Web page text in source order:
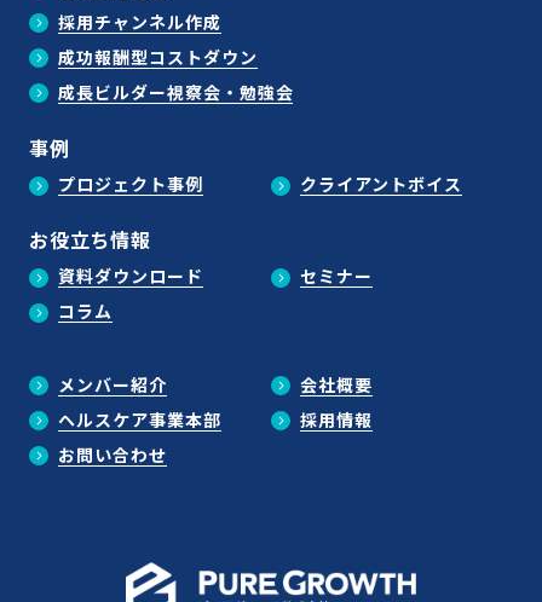
採用チャンネル作成
成功報酬型コストダウン
成長ビルダー視察会・勉強会
事例
プロジェクト事例 クライアントボイス
お役立ち情報
資料ダウンロード
セミナー
コラム
メンバー紹介
会社概要
ヘルスケア事業本部
採用情報
お問い合わせ